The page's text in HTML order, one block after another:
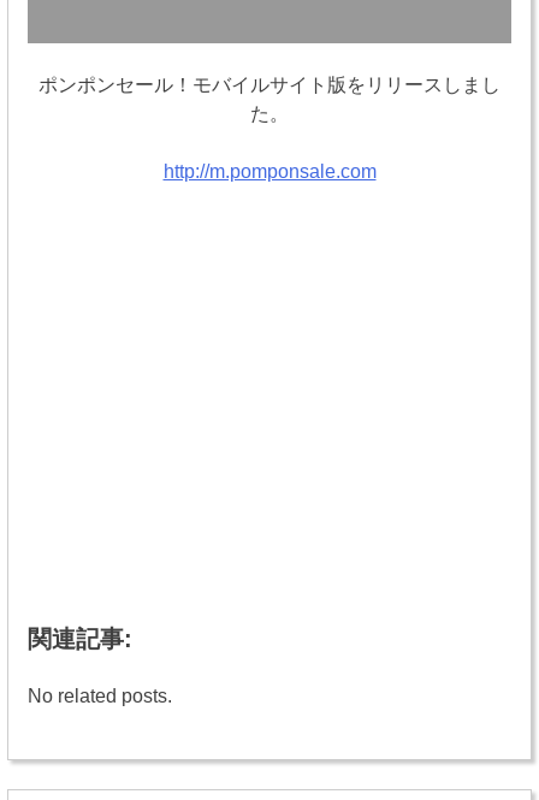
ポンポンセール！モバイルサイト版をリリースしまし
た。
http://m.pomponsale.com
関連記事:
No related posts.